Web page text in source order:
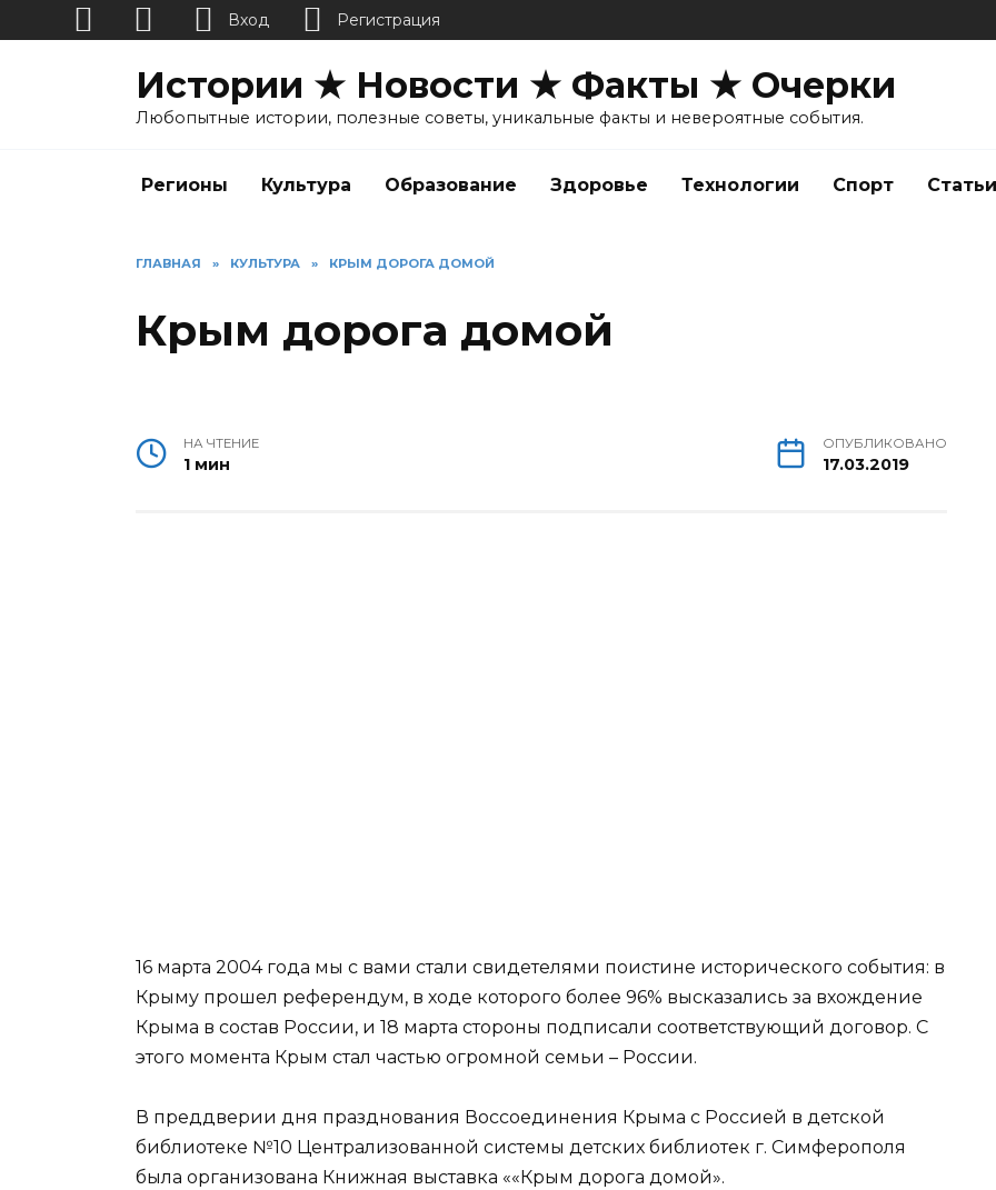
Истории ★ Новости ★ Факты ★ Очерки
Любопытные истории, полезные советы, уникальные факты и невероятные события.
Регионы Культура Образование Здоровье Технологии Спорт Статьи
ГЛАВНАЯ » КУЛЬТУРА » КРЫМ ДОРОГА ДОМОЙ
Крым дорога домой
НА ЧТЕНИЕ
1 мин
ОПУБЛИКОВАНО
17.03.2019
16 марта 2004 года мы с вами стали свидетелями поистине исторического события: в
Крыму прошел референдум, в ходе которого более 96% высказались за вхождение
Крыма в состав России, и 18 марта стороны подписали соответствующий договор. С
этого момента Крым стал частью огромной семьи – России.
В преддверии дня празднования Воссоединения Крыма с Россией в детской
библиотеке №10 Централизованной системы детских библиотек г. Симферополя
была организована Книжная выставка ««Крым дорога домой».
Вход Регистрация